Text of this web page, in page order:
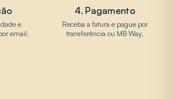
e
email.
4. Pagamento
Receba a fatura e pague por
transferência ou MB Way.